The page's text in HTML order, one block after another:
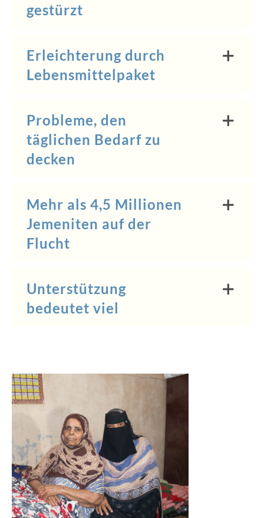
gestürzt
Erleichterung durch
Lebensmittelpaket
Probleme, den
täglichen Bedarf zu
decken
Mehr als 4,5 Millionen
Jemeniten auf der
Flucht
Unterstützung
bedeutet viel